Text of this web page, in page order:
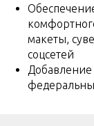
макеты,
соцсетей